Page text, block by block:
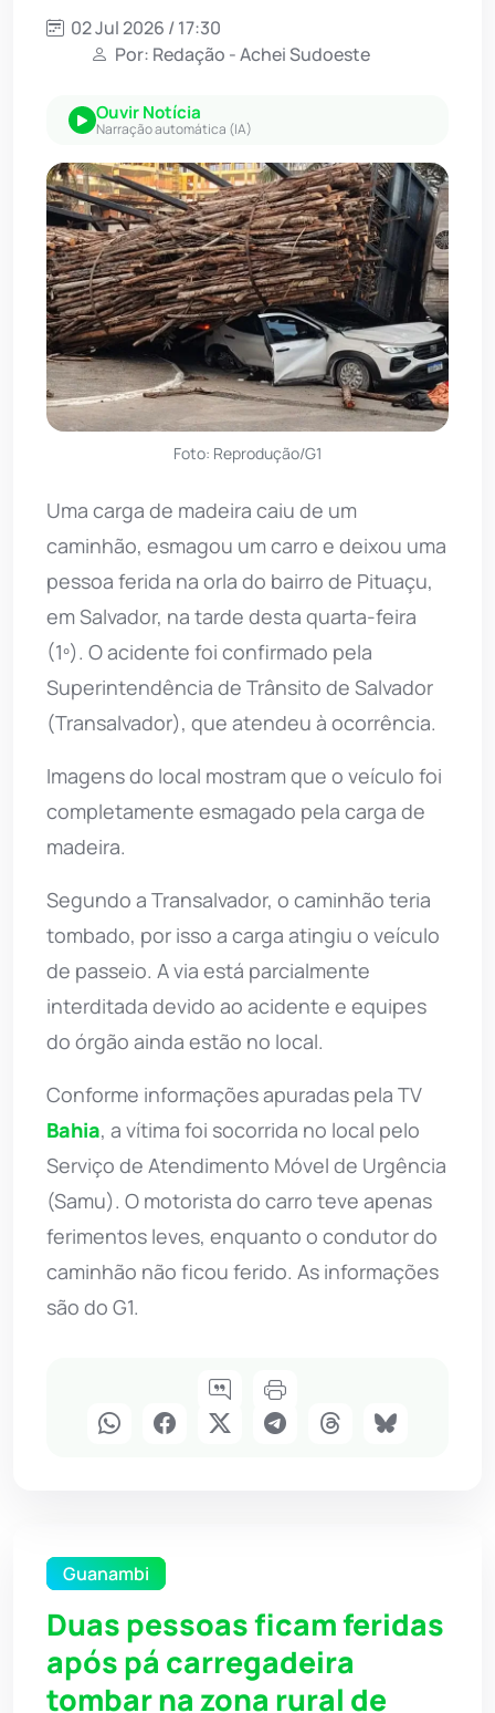
02 Jul 2026 / 17:30
Por: Redação - Achei Sudoeste
Ouvir Notícia
Narração automática (IA)
Foto: Reprodução/G1
Uma carga de madeira caiu de um
caminhão, esmagou um carro e deixou uma
pessoa ferida na orla do bairro de Pituaçu,
em Salvador, na tarde desta quarta-feira
(1º). O acidente foi confirmado pela
Superintendência de Trânsito de Salvador
(Transalvador), que atendeu à ocorrência.
Imagens do local mostram que o veículo foi
completamente esmagado pela carga de
madeira.
Segundo a Transalvador, o caminhão teria
tombado, por isso a carga atingiu o veículo
de passeio. A via está parcialmente
interditada devido ao acidente e equipes
do órgão ainda estão no local.
Conforme informações apuradas pela TV
Bahia, a vítima foi socorrida no local pelo
Serviço de Atendimento Móvel de Urgência
(Samu). O motorista do carro teve apenas
ferimentos leves, enquanto o condutor do
caminhão não ficou ferido. As informações
são do G1.
Guanambi
Duas pessoas ficam feridas
após pá carregadeira
tombar na zona rural de